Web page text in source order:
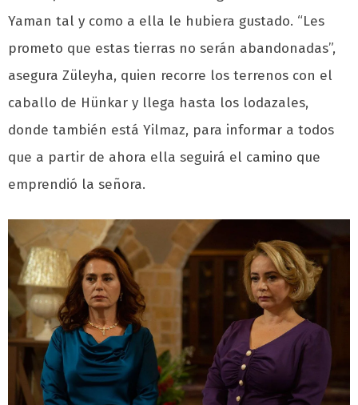
Yaman tal y como a ella le hubiera gustado. “Les
prometo que estas tierras no serán abandonadas”,
asegura Züleyha, quien recorre los terrenos con el
caballo de Hünkar y llega hasta los lodazales,
donde también está Yilmaz, para informar a todos
que a partir de ahora ella seguirá el camino que
emprendió la señora.